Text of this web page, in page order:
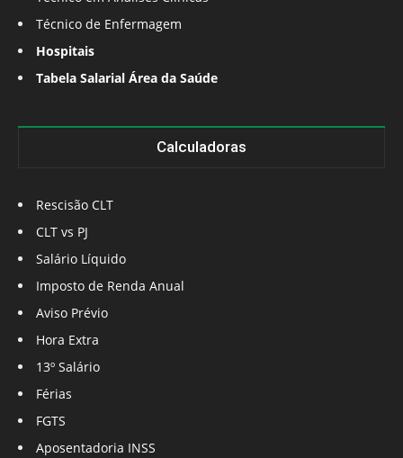
Técnico de Enfermagem
Hospitais
Tabela Salarial Área da Saúde
Calculadoras
Rescisão CLT
CLT vs PJ
Salário Líquido
Imposto de Renda Anual
Aviso Prévio
Hora Extra
13º Salário
Férias
FGTS
Aposentadoria INSS